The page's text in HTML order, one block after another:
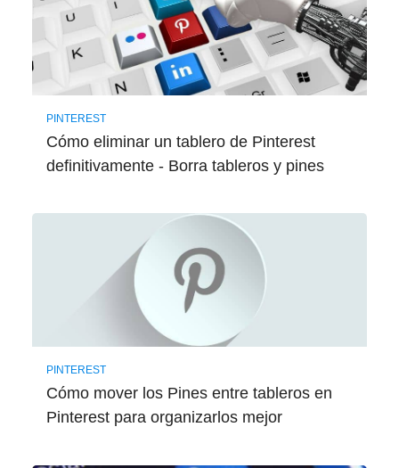
PINTEREST
Cómo eliminar un tablero de Pinterest
definitivamente - Borra tableros y pines
PINTEREST
Cómo mover los Pines entre tableros en
Pinterest para organizarlos mejor